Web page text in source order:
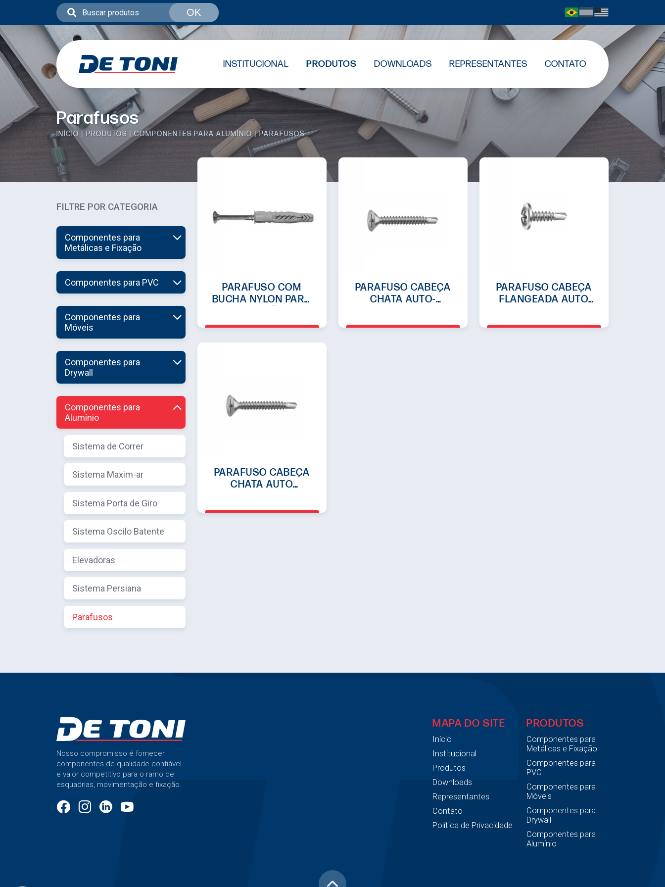
OK
INSTITUCIONAL PRODUTOS DOWNLOADS REPRESENTANTES CONTATO
Parafusos
INÍCIO PRODUTOS COMPONENTES PARA ALUMÍNIO PARAFUSOS
FILTRE POR CATEGORIA
Componentes para
Metálicas e Fixação
Componentes para PVC
Componentes para
Móveis
Componentes para
Drywall
Componentes para
Alumínio
Sistema de Correr
Sistema Maxim-ar
Sistema Porta de Giro
Sistema Oscilo Batente
Elevadoras
Sistema Persiana
Parafusos
PARAFUSO COM
BUCHA NYLON PARA
ESQUADRIAS
PARAFUSO CABEÇA
CHATA AUTO-
CARBONO ZINCADO
PARAFUSO CABEÇA
FLANGEADA AUTO
410
PARAFUSO CABEÇA
CHATA AUTO
410
Nosso compromisso é fornecer
componentes de qualidade confiável
e valor competitivo para o ramo de
esquadrias, movimentação e fixação.
MAPA DO SITE
Início
Institucional
Produtos
Downloads
Representantes
Contato
Política de Privacidade
PRODUTOS
Componentes para
Metálicas e Fixação
Componentes para
PVC
Componentes para
Móveis
Componentes para
Drywall
Componentes para
Alumínio